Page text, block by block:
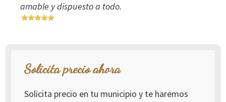
amable y dispuesto a todo.
Solicita precio ahora
Solicita precio en tu municipio y te haremos